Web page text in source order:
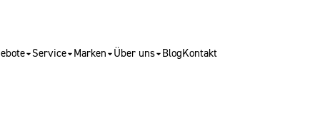
Service Marken Über uns Blog Kontakt